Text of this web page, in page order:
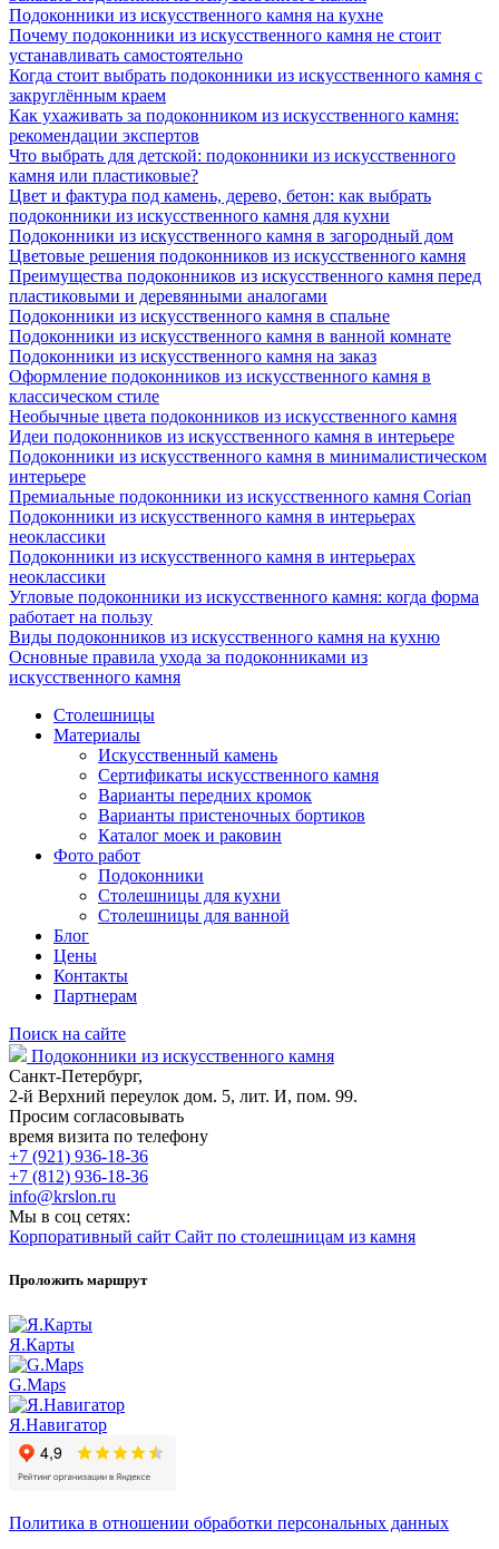
Подоконники из искусственного камня на кухне
Почему подоконники из искусственного камня не стоит
устанавливать самостоятельно
Когда стоит выбрать подоконники из искусственного камня с
закруглённым краем
Как ухаживать за подоконником из искусственного камня:
рекомендации экспертов
Что выбрать для детской: подоконники из искусственного
камня или пластиковые?
Цвет и фактура под камень, дерево, бетон: как выбрать
подоконники из искусственного камня для кухни
Подоконники из искусственного камня в загородный дом
Цветовые решения подоконников из искусственного камня
Преимущества подоконников из искусственного камня перед
пластиковыми и деревянными аналогами
Подоконники из искусственного камня в спальне
Подоконники из искусственного камня в ванной комнате
Подоконники из искусственного камня на заказ
Оформление подоконников из искусственного камня в
классическом стиле
Необычные цвета подоконников из искусственного камня
Идеи подоконников из искусственного камня в интерьере
Подоконники из искусственного камня в минималистическом
интерьере
Премиальные подоконники из искусственного камня Corian
Подоконники из искусственного камня в интерьерах
неоклассики
Подоконники из искусственного камня в интерьерах
неоклассики
Угловые подоконники из искусственного камня: когда форма
работает на пользу
Виды подоконников из искусственного камня на кухню
Основные правила ухода за подоконниками из
искусственного камня
Столешницы
Материалы
Искусственный камень
Сертификаты искусственного камня
Варианты передних кромок
Варианты пристеночных бортиков
Каталог моек и раковин
Фото работ
Подоконники
Столешницы для кухни
Столешницы для ванной
Блог
Цены
Контакты
Партнерам
Поиск на сайте
Подоконники из искусственного камня
Санкт-Петербург,
2-й Верхний переулок дом. 5, лит. И, пом. 99.
Просим согласовывать
время визита по телефону
+7 (921) 936-18-36
+7 (812) 936-18-36
info@krslon.ru
Мы в соц сетях:
Корпоративный сайт Сайт по столешницам из камня
Проложить маршрут
Я.Карты
G.Maps
Я.Навигатор
Политика в отношении обработки персональных данных